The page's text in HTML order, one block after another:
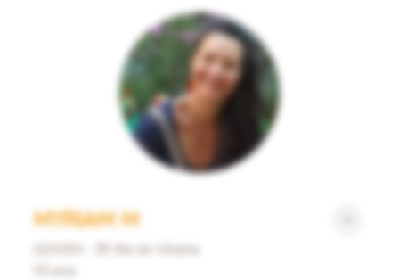
MYRIAM M
GOVEN - 35 Ille-et-Vilaine
53 ans